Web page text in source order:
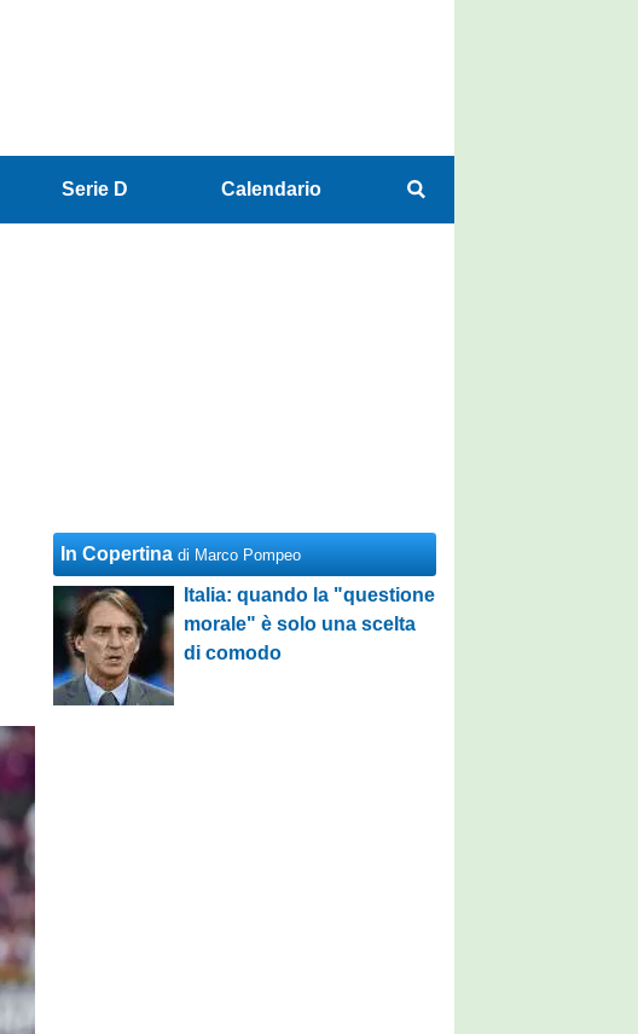
Serie D Calendario
In Copertina di Marco Pompeo
Italia: quando la "questione
morale" è solo una scelta
di comodo